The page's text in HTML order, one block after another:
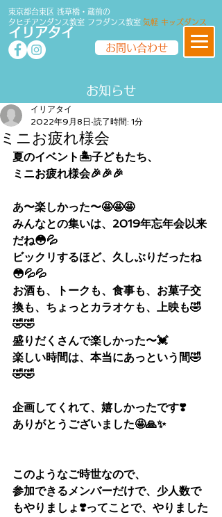
東京都台東区 浅草橋・蔵前の
タヒチアンダンス教室 フラダンス教室 気軽 キッズダンス
イリアタイ
お問い合わせ
​​お知らせ
ミニお疲れ様会
イリアタイ
2022年9月8日 読了時間: 1分
夏のイベント🏝子どもたち、
ミニお疲れ様会🎉🎉🎉
あ〜楽しかった〜🤩🤩🤩
みんなとの集いは、2019年忘年会以来
だね😳💦
ビックリするほど、久しぶりだったね
😳💦💦
お酒も、トークも、食事も、お菓子交
換も、ちょっとカラオケも、上映も🤣
🤣🤣
盛りだくさんで楽しかった〜💓
楽しい時間は、本当にあっという間🤣
🤣🤣
企画してくれて、嬉しかったです❣️
ありがとうございました🤩🙏✨
このようなご時世なので、
参加できるメンバーだけで、少人数で
もやりましょ❣️ってことで、やりました